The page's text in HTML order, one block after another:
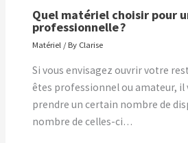
Quel matériel choisir pour
professionnelle ?
Matériel / By Clarise
Si vous envisagez ouvrir votre
êtes professionnel ou amateur, il
prendre un certain nombre de
nombre de celles-ci…